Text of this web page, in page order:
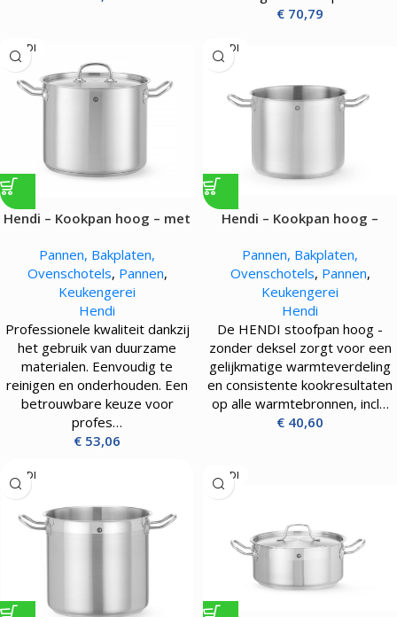
€ 70,79
HENDI
Hendi – Kookpan hoog – met
Pannen, Bakplaten,
Ovenschotels, Pannen,
Keukengerei
Hendi
Professionele kwaliteit dankzij
het gebruik van duurzame
materialen. Eenvoudig te
reinigen en onderhouden. Een
betrouwbare keuze voor
profes…
€ 53,06
HENDI
Hendi – Kookpan hoog –
Pannen, Bakplaten,
Ovenschotels, Pannen,
Keukengerei
Hendi
De HENDI stoofpan hoog -
zonder deksel zorgt voor een
gelijkmatige warmteverdeling
en consistente kookresultaten
op alle warmtebronnen, incl…
€ 40,60
HENDI HENDI